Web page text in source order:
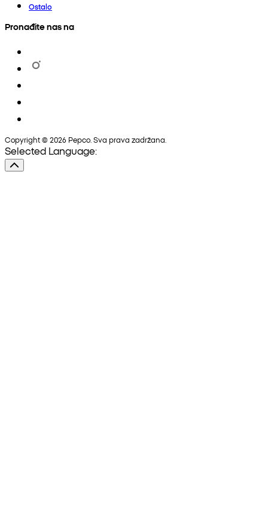
Ostalo
Pronađite nas na
Copyright © 2026 Pepco. Sva prava zadržana.
Selected Language: